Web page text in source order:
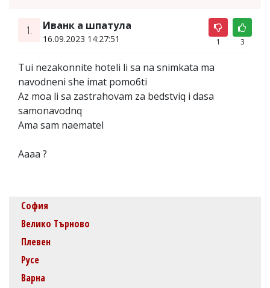
1. Иванк а шпатула
16.09.2023 14:27:51 1 3
Tui nezakonnite hoteli li sa na snimkata ma
navodneni she imat pomo6ti
Az moa li sa zastrahovam za bedstviq i dasa
samonavodnq
Ama sam naematel
Aaaa ?
София
Велико Търново
Плевен
Русе
Варна